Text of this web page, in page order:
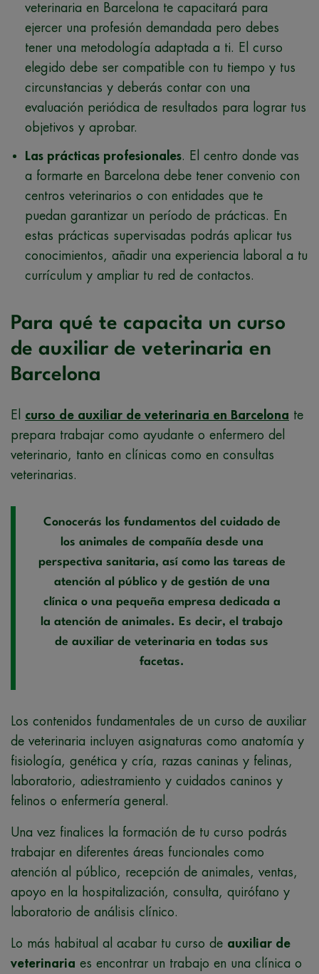
veterinaria en Barcelona te capacitará para
ejercer una profesión demandada pero debes
tener una metodología adaptada a ti. El curso
elegido debe ser compatible con tu tiempo y tus
circunstancias y deberás contar con una
evaluación periódica de resultados para lograr tus
objetivos y aprobar.
Las prácticas profesionales. El centro donde vas
a formarte en Barcelona debe tener convenio con
centros veterinarios o con entidades que te
puedan garantizar un período de prácticas. En
estas prácticas supervisadas podrás aplicar tus
conocimientos, añadir una experiencia laboral a tu
currículum y ampliar tu red de contactos.
Para qué te capacita un curso
de auxiliar de veterinaria en
Barcelona
El curso de auxiliar de veterinaria en Barcelona te
prepara trabajar como ayudante o enfermero del
veterinario, tanto en clínicas como en consultas
veterinarias.
Conocerás los fundamentos del cuidado de
los animales de compañía desde una
perspectiva sanitaria, así como las tareas de
atención al público y de gestión de una
clínica o una pequeña empresa dedicada a
la atención de animales. Es decir, el trabajo
de auxiliar de veterinaria en todas sus
facetas.
Los contenidos fundamentales de un curso de auxiliar
de veterinaria incluyen asignaturas como anatomía y
fisiología, genética y cría, razas caninas y felinas,
laboratorio, adiestramiento y cuidados caninos y
felinos o enfermería general.
Una vez finalices la formación de tu curso podrás
trabajar en diferentes áreas funcionales como
atención al público, recepción de animales, ventas,
apoyo en la hospitalización, consulta, quirófano y
laboratorio de análisis clínico.
Lo más habitual al acabar tu curso de auxiliar de
veterinaria es encontrar un trabajo en una clínica o